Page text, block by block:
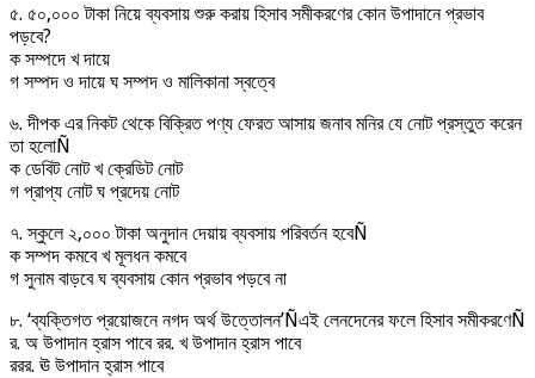
৫. ৫০,০০০ টাকা নিয়ে ব্যবসায় শুরু করায় হিসাব সমীকরণের কোন উপাদানে প্রভাব
পড়বে?
ক সম্পদে খ দায়ে
গ সম্পদ ও দায়ে ঘ সম্পদ ও মালিকানা স্বত্বে
৬. দীপক এর নিকট থেকে বিক্রিত পণ্য ফেরত আসায় জনাব মনির যে নোট প্রস্তুত করেন
তা হলোÑ
ক ডেবিট নোট খ ক্রেডিট নোট
গ প্রাপ্য নোট ঘ প্রদেয় নোট
৭. স্কুলে ২,০০০ টাকা অনুদান দেয়ায় ব্যবসায় পরিবর্তন হবেÑ
ক সম্পদ কমবে খ মূলধন কমবে
গ সুনাম বাড়বে ঘ ব্যবসায় কোন প্রভাব পড়বে না
৮. ‘ব্যক্তিগত প্রয়োজনে নগদ অর্থ উত্তোলন’Ñএই লেনদেনের ফলে হিসাব সমীকরণেÑ
র. অ উপাদান হ্রাস পাবে রর. খ উপাদান হ্রাস পাবে
ররর. ঊ উপাদান হ্রাস পাবে